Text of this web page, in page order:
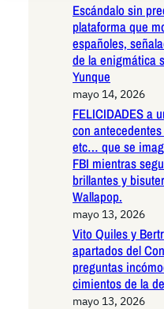
Escándalo sin
plataforma que
españoles,
de la enigmática
Yunque
mayo 14, 2026
FELICIDADES a
con
etc… que se
FBI mientras
brillantes y
Wallapop.
mayo 13, 2026
Vito Quiles y
apartados del
preguntas
cimientos de la
mayo 13, 2026